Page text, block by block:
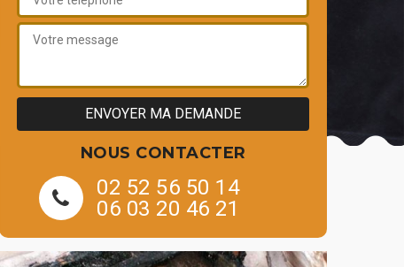
NOUS CONTACTER
02 52 56 50 14
06 03 20 46 21